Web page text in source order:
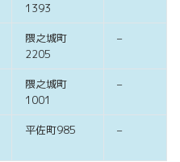
1393
隈之城町
2205
–
隈之城町
1001
–
平佐町985 –